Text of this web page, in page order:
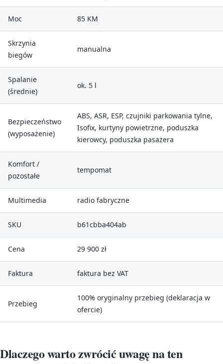
Moc 85 KM
Skrzynia
biegów
manualna
Spalanie
(średnie)
ok. 5 l
Bezpieczeństwo
(wyposażenie)
ABS, ASR, ESP, czujniki parkowania tylne,
Isofix, kurtyny powietrzne, poduszka
kierowcy, poduszka pasażera
Komfort /
pozostałe
tempomat
Multimedia radio fabryczne
SKU b61cbba404ab
Cena 29 900 zł
Faktura faktura bez VAT
Przebieg
100% oryginalny przebieg (deklaracja w
ofercie)
Dlaczego warto zwrócić uwagę na ten